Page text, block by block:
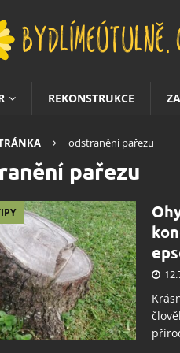
REKONSTRUKCE
odstranění pařezu
pařezu